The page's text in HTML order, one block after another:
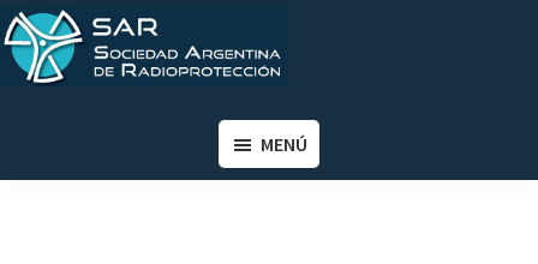
Saltar
al
contenido
Saltar
al
de
MENÚ